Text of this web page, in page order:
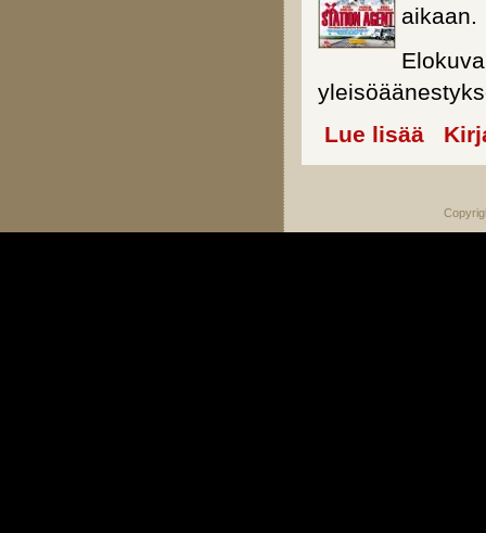
aikaan.
Lue lisää about